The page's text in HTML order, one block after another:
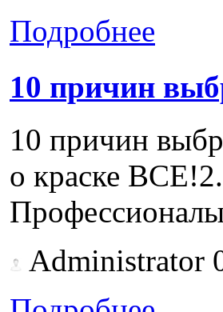
Подробнее
10 причин
10 причин
о краске
Administrator